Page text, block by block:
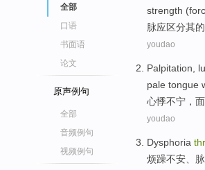
全部
口语
书面语
论文
原声例句
全部
音频例句
视频例句
strength
脉应区分其的
youdao
Palpitation ,
pale tongue
心悸不宁，
youdao
Dysphoria
烦躁不安、